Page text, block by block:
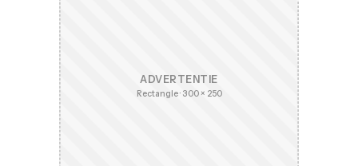
ADVERTENTIE
Rectangle · 300 × 250